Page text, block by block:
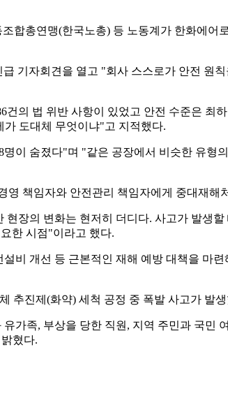
합총연맹(한국노총) 등 노동계가 한화에
기자회견을 열고 "회사 스스로가 안전 원
의 법 위반 사항이 있었고 안전 수준은
도대체 무엇이냐"고 지적했다.
이 숨졌다"며 "같은 공장에서 비슷한 유형
책임자와 안전관리 책임자에게 중대재
장의 변화는 현저히 더디다. 사고가 발생
한 시점"이라고 했다.
비 개선 등 근본적인 재해 예방 대책을 마
추진제(화약) 세척 공정 중 폭발 사고가 발
가족, 부상을 당한 직원, 지역 주민과 국민
혔다.